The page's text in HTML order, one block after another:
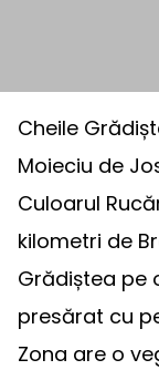
Cheile
Moieciu de
Culoarul
kilometri de
Grădiștea pe
presărat cu
Zona are o